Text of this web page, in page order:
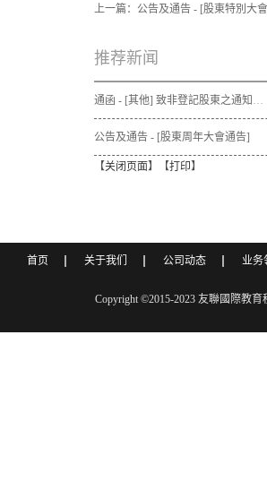
上一篇： 公告及通告 - [股東特別大
推荐新闻
通函 - [其他] 致非登記股東之通知信函及申請表格 - 通函連同股東週年大會通告及代表委任表格之發佈通知
公告及通告 - [股東周年大會通告]
【关闭页面】【打印】
首页 关于我们 公司动态 业务
Copyright ©2015-2023 友聯國際教